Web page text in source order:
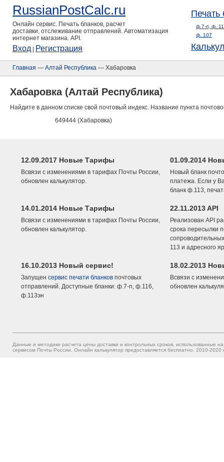
RussianPostCalc.ru
Онлайн сервис. Печать бланков, расчет
доставки, отслеживание отправлений. Автоматизация
интернет магазина. API.
Вход Регистрация
Печать
ф.7-п, ф.
ф. 107
Главная — Алтай Республика — Хабаровка
Хабаровка (Алтай Республика)
Найдите в данном списке свой почтовый индекс. Название пункта
649444 (Хабаровка)
12.09.2017 Новые Тарифы
Всвязи с изменениями в тарифах Почты России,
обновлен калькулятор.
01.09.2014
Новый бланк
платежа. Если у
бланк ф.113,
14.01.2014 Новые Тарифы
Всвязи с изменениями в тарифах Почты России,
обновлен калькулятор.
22.11.2013 API
Реализован API
срока пересылки
113 и адресного
16.10.2013 Новый сервис!
Запущен сервис печати бланков почтовых
отправлений. Доступные бланки: ф.7-п, ф.116,
ф.113эн
18.02.2013
Всвязи с
обновлен
Данные и методики расчета цены доставки и контрольных сроков, использованные
сервисом Почты России. Онлайн калькулятор предоставляется бесплатно. 2010-2020